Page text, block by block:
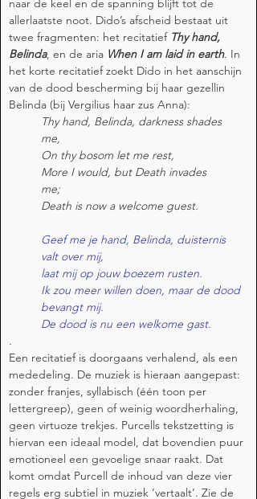
naar de keel en de spanning blijft tot de
allerlaatste noot. Dido’s afscheid bestaat uit
twee fragmenten: het recitatief Thy hand,
Belinda, en de aria When I am laid in earth. In
het korte recitatief zoekt Dido in het aanschijn
van de dood bescherming bij haar gezellin
Belinda (bij Vergilius haar zus Anna):
Thy hand, Belinda, darkness shades
me,
On thy bosom let me rest,
More I would, but Death invades
me;
Death is now a welcome guest.
Geef me je hand, Belinda, duisternis
valt over mij,
laat mij op jouw boezem rusten.
Ik zou meer willen doen, maar de dood
bevangt mij.
De dood is nu een welkome gast.
.
Een recitatief is doorgaans verhalend, als een
mededeling. De muziek is hieraan aangepast:
zonder franjes, syllabisch (één toon per
lettergreep), geen of weinig woordherhaling,
geen virtuoze trekjes. Purcells tekstzetting is
hiervan een ideaal model, dat bovendien puur
emotioneel een gevoelige snaar raakt. Dat
komt omdat Purcell de inhoud van deze vier
regels erg subtiel in muziek ‘vertaalt’. Zie de